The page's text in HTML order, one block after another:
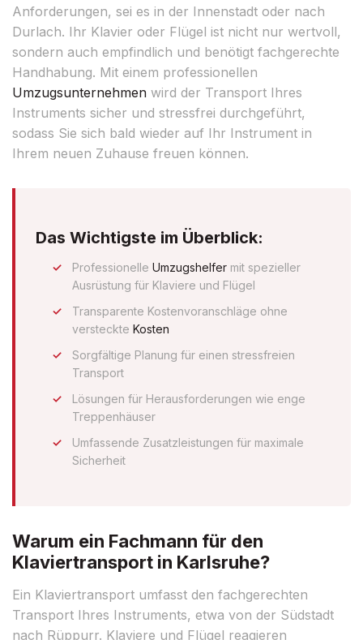
Anforderungen, sei es in der Innenstadt oder nach
Durlach. Ihr Klavier oder Flügel ist nicht nur wertvoll,
sondern auch empfindlich und benötigt fachgerechte
Handhabung. Mit einem professionellen
Umzugsunternehmen wird der Transport Ihres
Instruments sicher und stressfrei durchgeführt,
sodass Sie sich bald wieder auf Ihr Instrument in
Ihrem neuen Zuhause freuen können.
Das Wichtigste im Überblick:
Professionelle Umzugshelfer mit spezieller
Ausrüstung für Klaviere und Flügel
Transparente Kostenvoranschläge ohne
versteckte Kosten
Sorgfältige Planung für einen stressfreien
Transport
Lösungen für Herausforderungen wie enge
Treppenhäuser
Umfassende Zusatzleistungen für maximale
Sicherheit
Warum ein Fachmann für den
Klaviertransport in Karlsruhe?
Ein Klaviertransport umfasst den fachgerechten
Transport Ihres Instruments, etwa von der Südstadt
nach Rüppurr. Klaviere und Flügel reagieren